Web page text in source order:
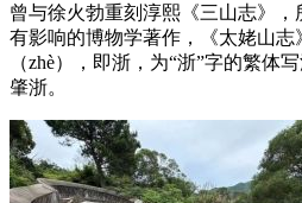
曾与徐火勃重刻淳熙《三山志》
有影响的博物学著作，《太姥山志
（zhè），即浙，为“浙”字的繁体
肇浙。